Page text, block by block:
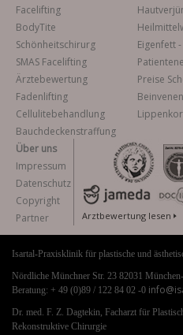
Facelifting
BodyTite
Schönheitschirurg
Eigenfett
SMAS Facelifting
Ärztebewertung
Preise
Fadenlifting
Cellulitebehandlung
Bauchdeckenstraffung
Über uns
Impressum
Datenschutz
Copyright
Partner
Arztbewertung lesen
Isartal-Praxisklinik für plastische und
Nördliche Münchner Str. 23 82031
Beratung: + 49 (0)89 / 122 84 02 -0
Dr. med. F. Z. Dagtekin, Facharzt für
Rekonstruktive Chirurgie